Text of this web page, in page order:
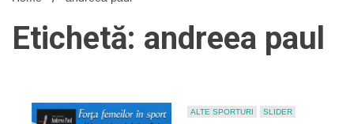
Etichetă: andreea paul
ALTE SPORTURI SLIDER